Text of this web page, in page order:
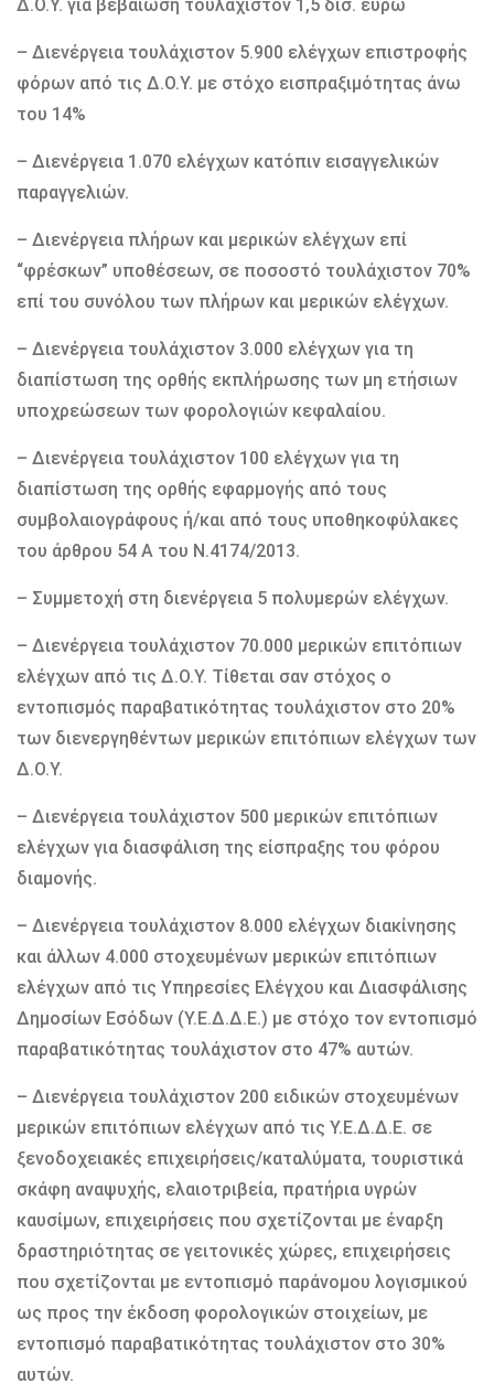
Δ.Ο.Υ. για βεβαίωση τουλάχιστον 1,5 δισ. ευρώ
– Διενέργεια τουλάχιστον 5.900 ελέγχων επιστροφής
φόρων από τις Δ.Ο.Υ. με στόχο εισπραξιμότητας άνω
του 14%
– Διενέργεια 1.070 ελέγχων κατόπιν εισαγγελικών
παραγγελιών.
– Διενέργεια πλήρων και μερικών ελέγχων επί
“φρέσκων” υποθέσεων, σε ποσοστό τουλάχιστον 70%
επί του συνόλου των πλήρων και μερικών ελέγχων.
– Διενέργεια τουλάχιστον 3.000 ελέγχων για τη
διαπίστωση της ορθής εκπλήρωσης των μη ετήσιων
υποχρεώσεων των φορολογιών κεφαλαίου.
– Διενέργεια τουλάχιστον 100 ελέγχων για τη
διαπίστωση της ορθής εφαρμογής από τους
συμβολαιογράφους ή/και από τους υποθηκοφύλακες
του άρθρου 54 Α του Ν.4174/2013.
– Συμμετοχή στη διενέργεια 5 πολυμερών ελέγχων.
– Διενέργεια τουλάχιστον 70.000 μερικών επιτόπιων
ελέγχων από τις Δ.Ο.Υ. Τίθεται σαν στόχος ο
εντοπισμός παραβατικότητας τουλάχιστον στο 20%
των διενεργηθέντων μερικών επιτόπιων ελέγχων των
Δ.Ο.Υ.
– Διενέργεια τουλάχιστον 500 μερικών επιτόπιων
ελέγχων για διασφάλιση της είσπραξης του φόρου
διαμονής.
– Διενέργεια τουλάχιστον 8.000 ελέγχων διακίνησης
και άλλων 4.000 στοχευμένων μερικών επιτόπιων
ελέγχων από τις Υπηρεσίες Ελέγχου και Διασφάλισης
Δημοσίων Εσόδων (Υ.Ε.Δ.Δ.Ε.) με στόχο τον εντοπισμό
παραβατικότητας τουλάχιστον στο 47% αυτών.
– Διενέργεια τουλάχιστον 200 ειδικών στοχευμένων
μερικών επιτόπιων ελέγχων από τις Υ.Ε.Δ.Δ.Ε. σε
ξενοδοχειακές επιχειρήσεις/καταλύματα, τουριστικά
σκάφη αναψυχής, ελαιοτριβεία, πρατήρια υγρών
καυσίμων, επιχειρήσεις που σχετίζονται με έναρξη
δραστηριότητας σε γειτονικές χώρες, επιχειρήσεις
που σχετίζονται με εντοπισμό παράνομου λογισμικού
ως προς την έκδοση φορολογικών στοιχείων, με
εντοπισμό παραβατικότητας τουλάχιστον στο 30%
αυτών.